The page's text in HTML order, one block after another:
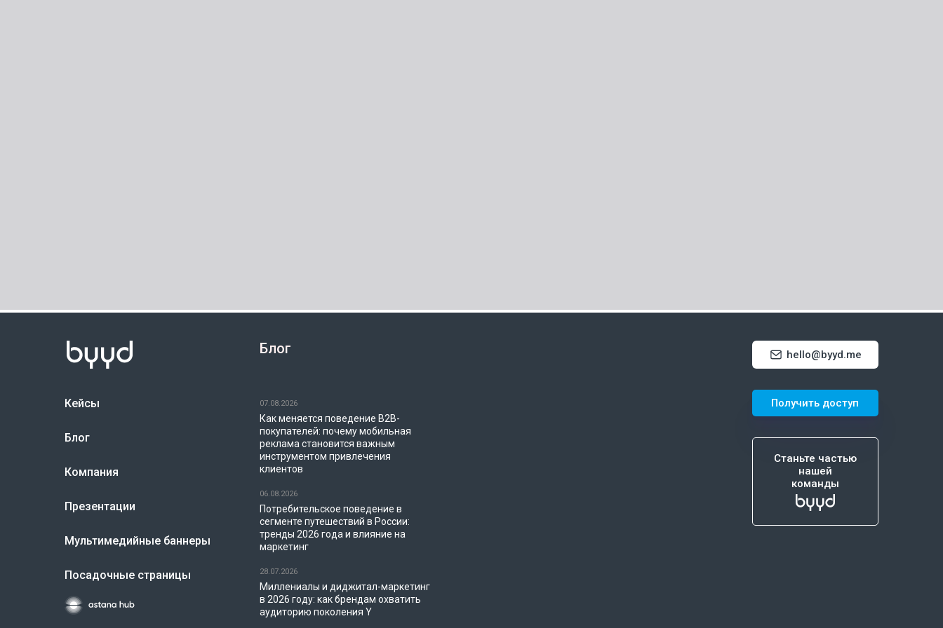
Кейсы
Блог
Компания
Презентации
Мультимедийные баннеры
Посадочные страницы
Блог
07.08.2026
Как меняется поведение B2B-
покупателей: почему мобильная
реклама становится важным
инструментом привлечения
клиентов
06.08.2026
Потребительское поведение в
сегменте путешествий в России:
тренды 2026 года и влияние на
маркетинг
28.07.2026
Миллениалы и диджитал-маркетинг
в 2026 году: как брендам охватить
аудиторию поколения Y
hello@byyd.me
Получить доступ
Станьте частью
нашей
команды